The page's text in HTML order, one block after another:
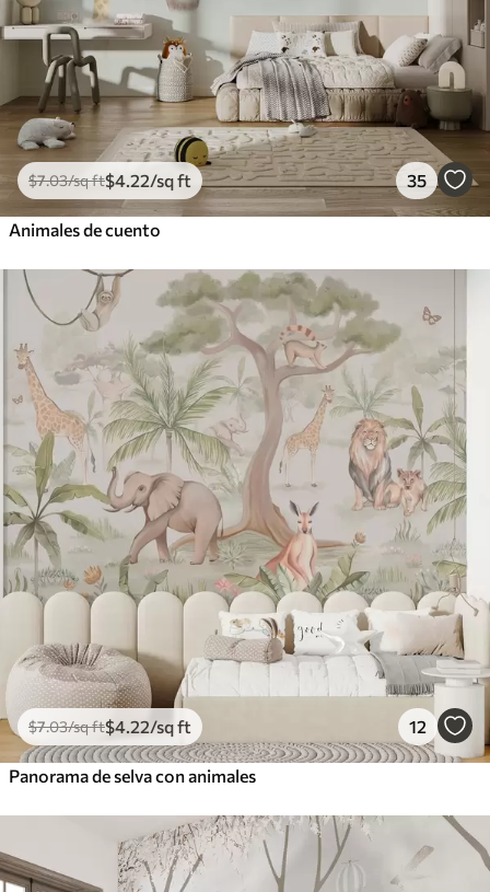
$7.03/sq ft$4 .22/sq ft 35
Animales de cuento
$7.03/sq ft$4 .22/sq ft 12
Panorama de selva con animales